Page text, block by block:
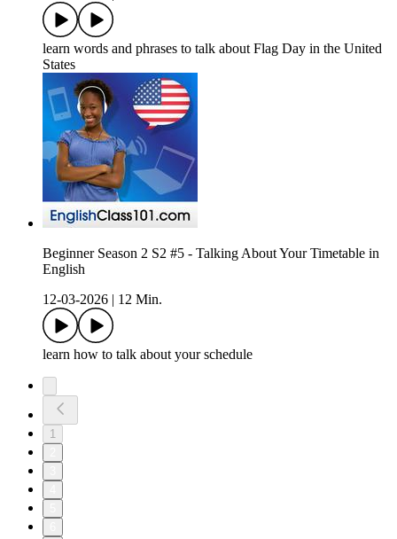
learn words and phrases to talk about Flag Day in the United
States
Beginner Season 2 S2 #5 - Talking About Your Timetable in
English
12-03-2026
12 Min.
learn how to talk about your schedule
1